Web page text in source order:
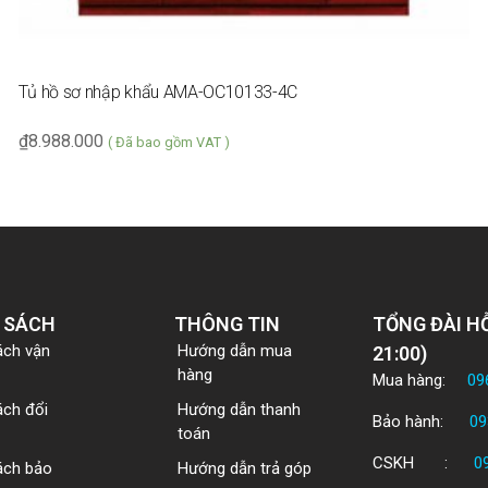
Tủ hồ sơ nhập khẩu AMA-OC10133-4C
8.988.000
₫ ( Đã bao gồm VAT )
vận
đổi
bảo
THÔNG TIN
Hướng dẫn mua
hàng
Hướng dẫn thanh
toán
Hướng dẫn trả góp
TỔNG ĐÀI
21:00)
Mua hàng:
Bảo hành:
CSKH :